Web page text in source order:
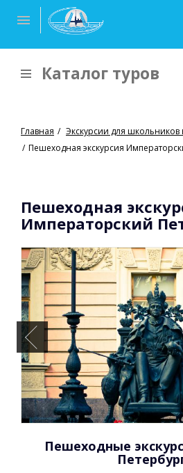
Каталог туров
Главная
Экскурсии для школьников
Пешеходная экскурсия
Пешеходная
Императорский
Пешеходные